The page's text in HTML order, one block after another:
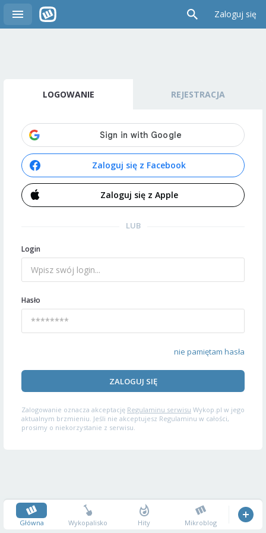
Zaloguj się
LOGOWANIE REJESTRACJA
Zaloguj się z Facebook
Zaloguj się z Apple
LUB
Login
Hasło
nie pamiętam hasła
ZALOGUJ SIĘ
Zalogowanie oznacza akceptację Regulaminu serwisu Wykop.pl w jego
aktualnym brzmieniu. Jeśli nie akceptujesz Regulaminu w całości,
prosimy o niekorzystanie z serwisu.
Główna Wykopalisko Hity Mikroblog